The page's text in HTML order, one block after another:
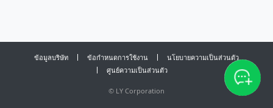
ข้อมูลบริษัท ข้อกำหนดการใช้งาน
นโยบายความเป็นส่วนตัว
ศูนย์ความเป็นส่วนตัว
© LY Corporation